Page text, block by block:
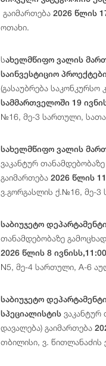
გაიმართება 2026 წლის
ოთახი.
სახელმწიფო ვალის
საინვესტიციო
(გასაუბრება საკონკურსო
სამმართველოში 19
№16, მე-3 სართული,
სახელმწიფო ვალის
ვაკანტურ
გაიმართება 2026 წლის
ვ.გორგასლის ქ.№16, მე-
საბიუჯეტო
თანამდებობაზე
2026 წლის 8
N5, მე-4 სართული, A-6
საბიუჯეტო
სპეციალისტის ვაკანტურ
დავალება) გაიმართება
თბილისი, ვ. წითლანაძის